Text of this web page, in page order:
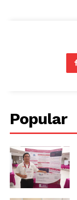
Popular